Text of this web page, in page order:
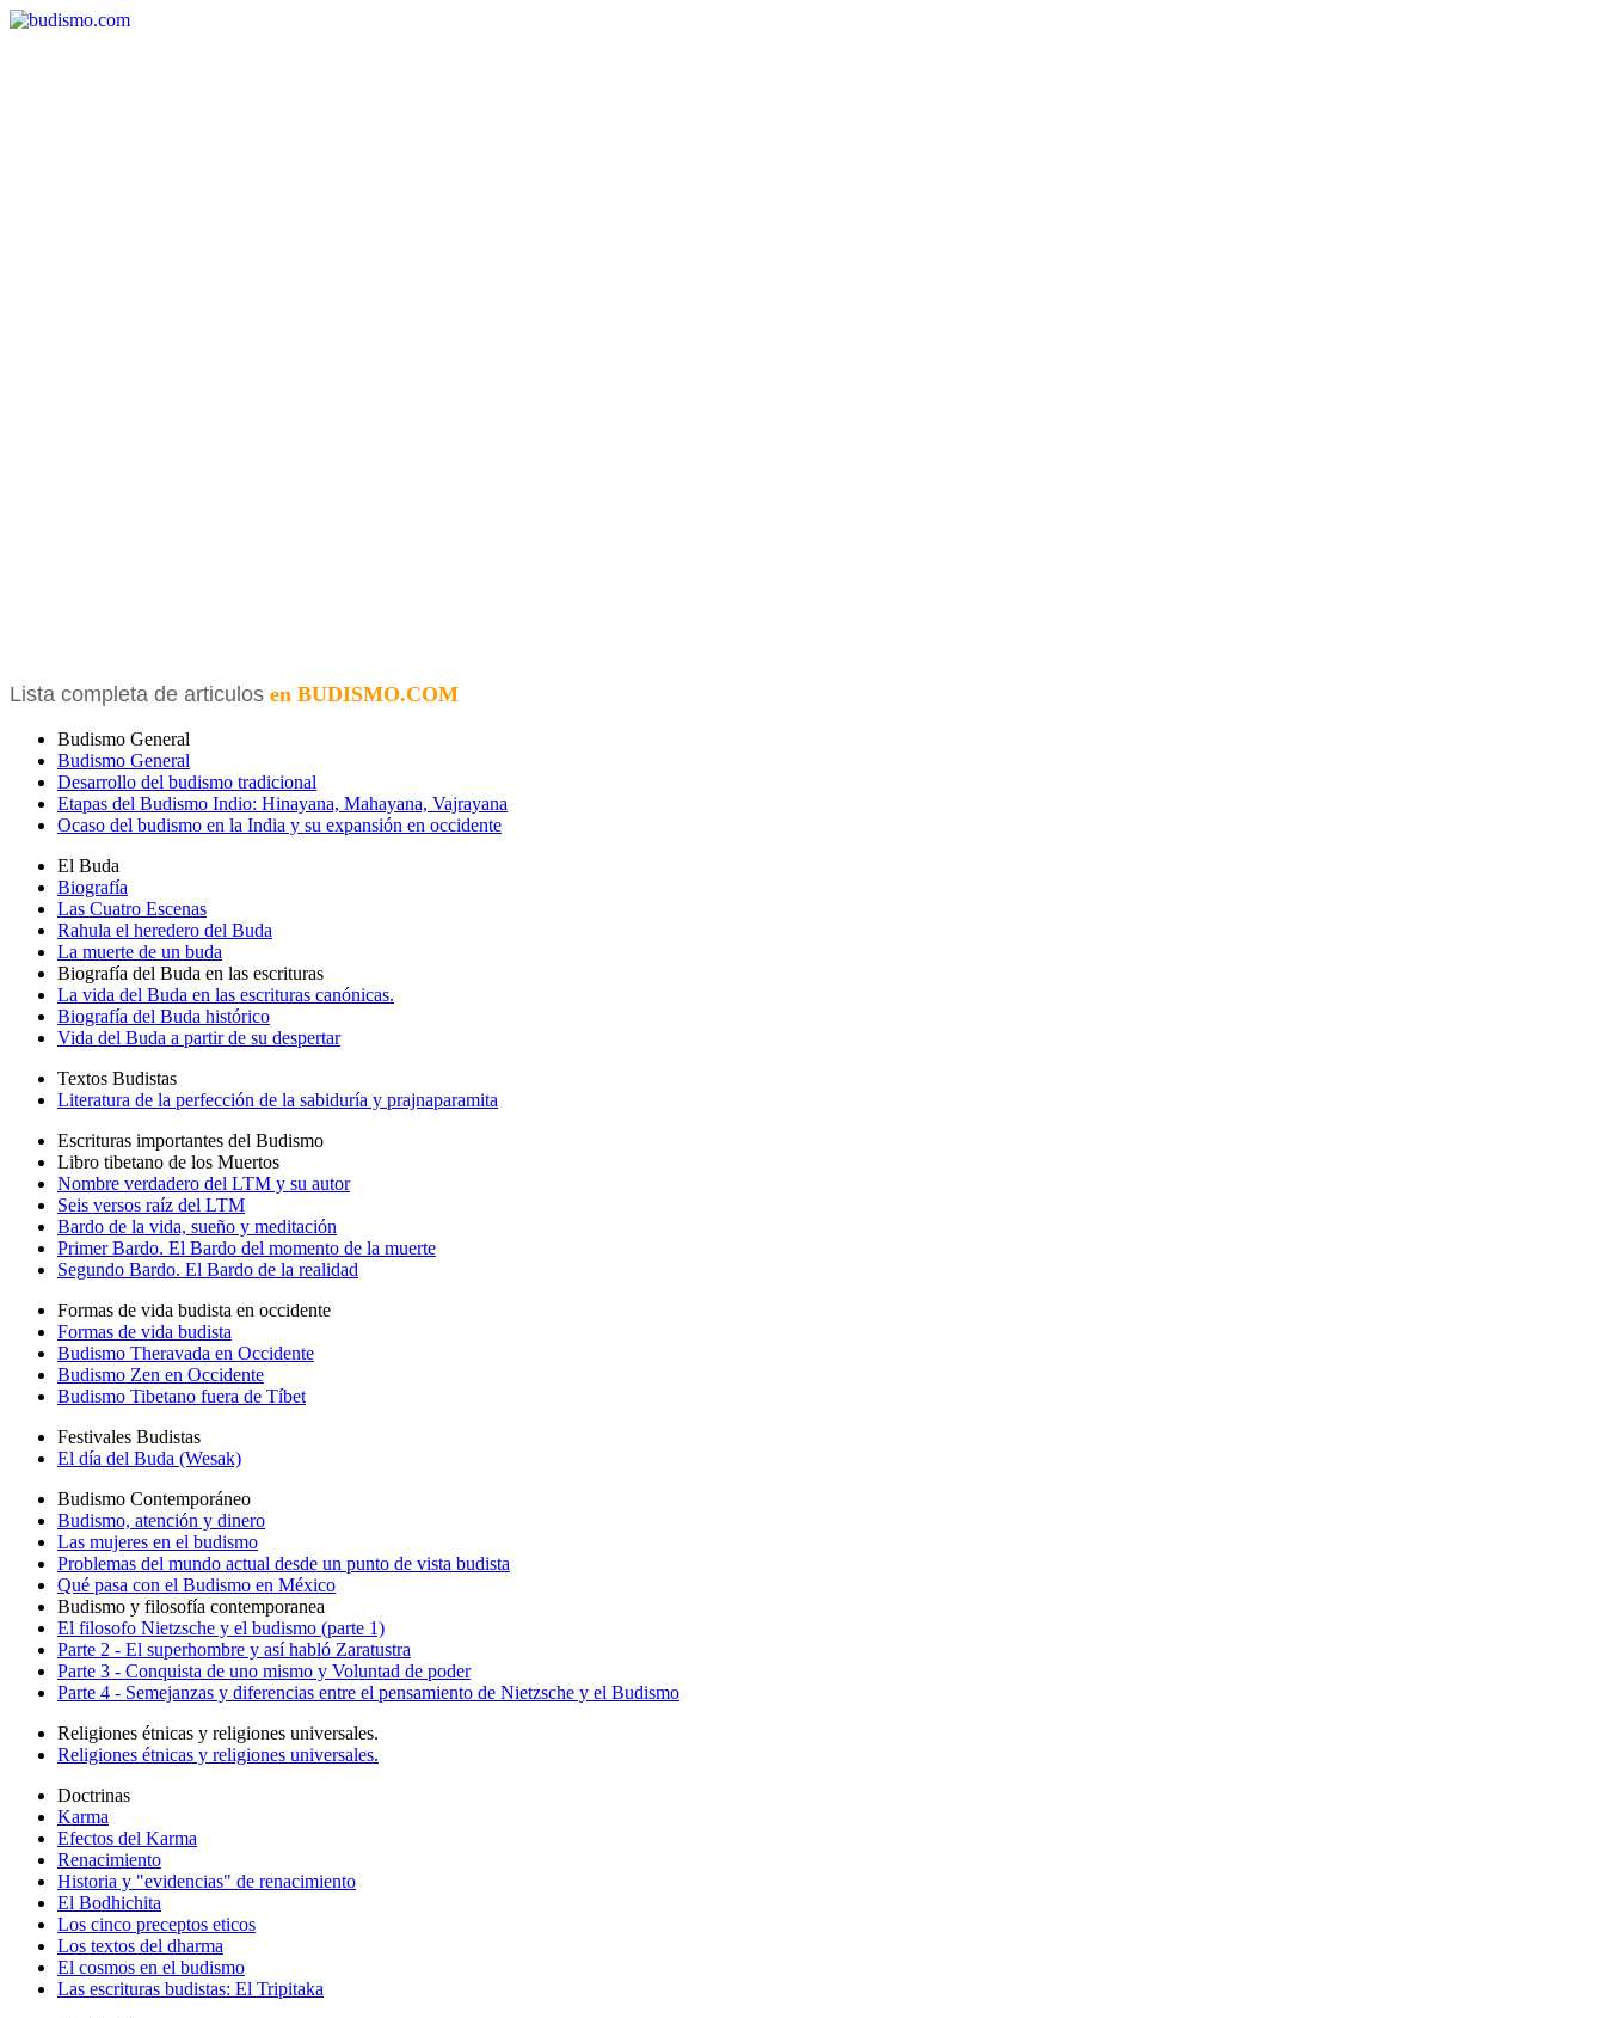
Lista completa de articulos en BUDISMO.COM
Budismo General
Budismo General
Desarrollo del budismo tradicional
Etapas del Budismo Indio: Hinayana, Mahayana, Vajrayana
Ocaso del budismo en la India y su expansión en occidente
El Buda
Biografía
Las Cuatro Escenas
Rahula el heredero del Buda
La muerte de un buda
Biografía del Buda en las escrituras
La vida del Buda en las escrituras canónicas.
Biografía del Buda histórico
Vida del Buda a partir de su despertar
Textos Budistas
Literatura de la perfección de la sabiduría y prajnaparamita
Escrituras importantes del Budismo
Libro tibetano de los Muertos
Nombre verdadero del LTM y su autor
Seis versos raíz del LTM
Bardo de la vida, sueño y meditación
Primer Bardo. El Bardo del momento de la muerte
Segundo Bardo. El Bardo de la realidad
Formas de vida budista en occidente
Formas de vida budista
Budismo Theravada en Occidente
Budismo Zen en Occidente
Budismo Tibetano fuera de Tíbet
Festivales Budistas
El día del Buda (Wesak)
Budismo Contemporáneo
Budismo, atención y dinero
Las mujeres en el budismo
Problemas del mundo actual desde un punto de vista budista
Qué pasa con el Budismo en México
Budismo y filosofía contemporanea
El filosofo Nietzsche y el budismo (parte 1)
Parte 2 - El superhombre y así habló Zaratustra
Parte 3 - Conquista de uno mismo y Voluntad de poder
Parte 4 - Semejanzas y diferencias entre el pensamiento de Nietzsche y el Budismo
Religiones étnicas y religiones universales.
Religiones étnicas y religiones universales.
Doctrinas
Karma
Efectos del Karma
Renacimiento
Historia y "evidencias" de renacimiento
El Bodhichita
Los cinco preceptos eticos
Los textos del dharma
El cosmos en el budismo
Las escrituras budistas: El Tripitaka